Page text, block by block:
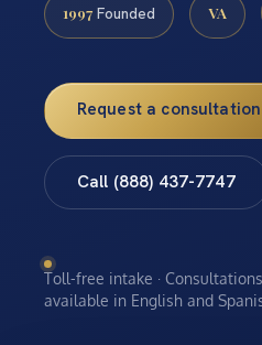
1997 Founded VA
Request a consultation
Call (888) 437-7747
Toll-free intake ·
available in English and